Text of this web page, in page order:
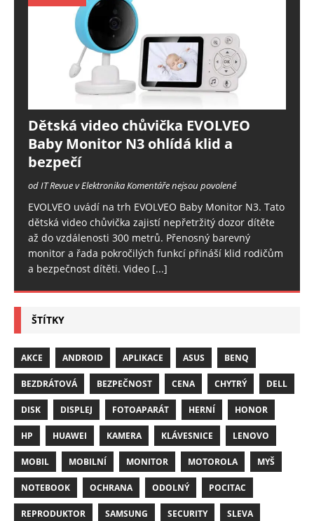
Dětská video chůvička EVOLVEO
Baby Monitor N3 ohlídá klid a
bezpečí
od IT Revue v ElektronikaKomentáře nejsou povolené
EVOLVEO uvádí na trh EVOLVEO Baby Monitor N3. Tato
dětská video chůvička zajistí nepřetržitý dozor dítěte
až do vzdálenosti 300 metrů. Přenosný barevný
monitor a řada pokročilých funkcí přináší klid rodičům
a bezpečnost dítěti. Video [...]
ŠTÍTKY
AKCE ANDROID APLIKACE ASUS BENQ
BEZDRÁTOVÁ BEZPEČNOST CENA CHYTRÝ DELL
DISK DISPLEJ FOTOAPARÁT HERNÍ HONOR
HP HUAWEI KAMERA KLÁVESNICE LENOVO
MOBIL MOBILNÍ MONITOR MOTOROLA MYŠ
NOTEBOOK OCHRANA ODOLNÝ POCITAC
REPRODUKTOR SAMSUNG SECURITY SLEVA